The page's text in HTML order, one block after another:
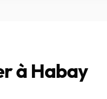
à Habay